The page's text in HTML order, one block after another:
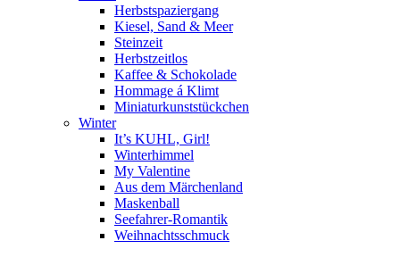
Herbstspaziergang
Kiesel, Sand & Meer
Steinzeit
Herbstzeitlos
Kaffee & Schokolade
Hommage á Klimt
Miniaturkunststückchen
Winter
It’s KUHL, Girl!
Winterhimmel
My Valentine
Aus dem Märchenland
Maskenball
Seefahrer-Romantik
Weihnachtsschmuck